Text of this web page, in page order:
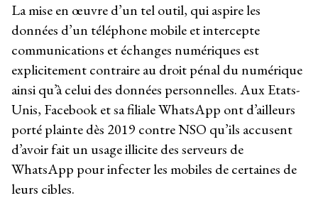
La mise en œuvre d’un tel outil, qui aspire les
données d’un téléphone mobile et intercepte
communications et échanges numériques est
explicitement contraire au droit pénal du numérique
ainsi qu’à celui des données personnelles. Aux Etats-
Unis, Facebook et sa filiale WhatsApp ont d’ailleurs
porté plainte dès 2019 contre NSO qu’ils accusent
d’avoir fait un usage illicite des serveurs de
WhatsApp pour infecter les mobiles de certaines de
leurs cibles.